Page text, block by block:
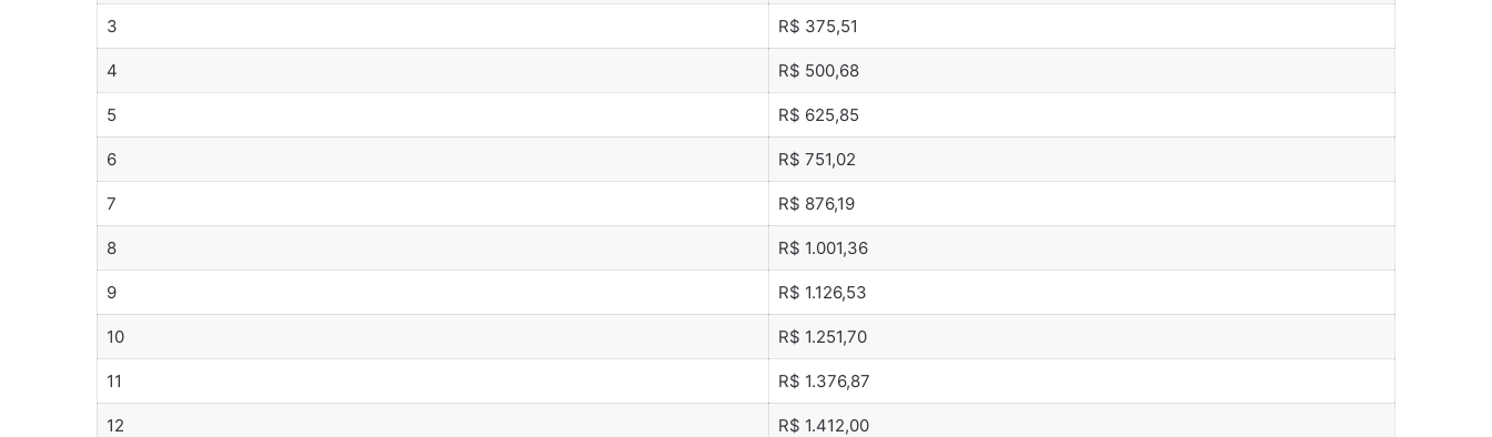
3 R$ 375,51
4 R$ 500,68
5 R$ 625,85
6 R$ 751,02
7 R$ 876,19
8 R$ 1.001,36
9 R$ 1.126,53
10 R$ 1.251,70
11 R$ 1.376,87
12 R$ 1.412,00